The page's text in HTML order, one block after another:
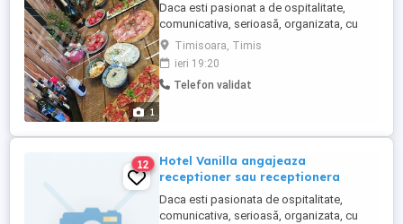
1
Daca esti pasionat a de ospitalitate,
comunicativa, serioasă, organizata, cu
spirit de echipa, atenta la detalii, cu
inițiativa, dornica sa invete lucruri noi,
pozitiva si iti doresti sa faci parte dintr-o
echipa experimentata,energetica si
Timisoara, Timis
ieri 19:20
Telefon validat
12
Hotel Vanilla angajeaza
receptioner sau receptionera
Daca esti pasionata de ospitalitate,
comunicativa, serioasă, organizata, cu